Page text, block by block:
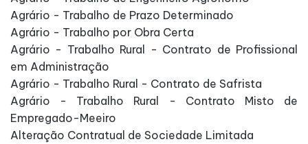
Agrário - Trabalho de Prazo Determinado
Agrário - Trabalho por Obra Certa
Agrário - Trabalho Rural - Contrato de Profissional
em Administração
Agrário - Trabalho Rural - Contrato de Safrista
Agrário - Trabalho Rural - Contrato Misto de
Empregado-Meeiro
Alteração Contratual de Sociedade Limitada